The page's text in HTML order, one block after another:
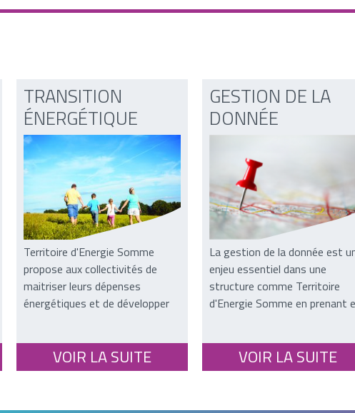
TRANSITION
ÉNERGÉTIQUE
Territoire d'Energie Somme
propose aux collectivités de
maitriser leurs dépenses
énergétiques et de développer
VOIR LA SUITE
GESTION DE LA
DONNÉE
La gestion de la donnée est
enjeu essentiel dans une
structure comme Territoire
d'Energie Somme en prenant
Général sur la Protection des
Données) dans l’union
VOIR LA SUITE